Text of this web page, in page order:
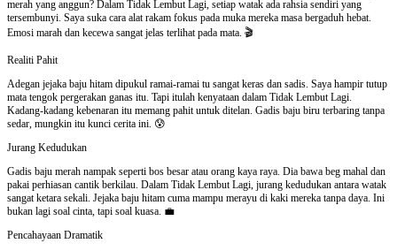
merah yang anggun? Dalam Tidak Lembut Lagi, setiap watak ada rahsia sendiri yang
tersembunyi. Saya suka cara alat rakam fokus pada muka mereka masa bergaduh hebat.
Emosi marah dan kecewa sangat jelas terlihat pada mata. 🎬
Realiti Pahit
Adegan jejaka baju hitam dipukul ramai-ramai tu sangat keras dan sadis. Saya hampir tutup
mata tengok pergerakan ganas itu. Tapi itulah kenyataan dalam Tidak Lembut Lagi.
Kadang-kadang kebenaran itu memang pahit untuk ditelan. Gadis baju biru terbaring tanpa
sedar, mungkin itu kunci cerita ini. 😰
Jurang Kedudukan
Gadis baju merah nampak seperti bos besar atau orang kaya raya. Dia bawa beg mahal dan
pakai perhiasan cantik berkilau. Dalam Tidak Lembut Lagi, jurang kedudukan antara watak
sangat ketara sekali. Jejaka baju hitam cuma mampu merayu di kaki mereka tanpa daya. Ini
bukan lagi soal cinta, tapi soal kuasa. 💼
Pencahayaan Dramatik